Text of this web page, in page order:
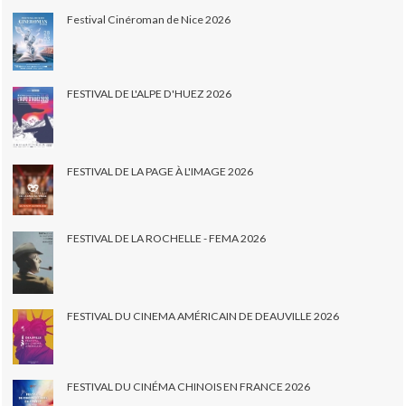
Festival Cinéroman de Nice 2026
FESTIVAL DE L'ALPE D'HUEZ 2026
FESTIVAL DE LA PAGE À L'IMAGE 2026
FESTIVAL DE LA ROCHELLE - FEMA 2026
FESTIVAL DU CINEMA AMÉRICAIN DE DEAUVILLE 2026
FESTIVAL DU CINÉMA CHINOIS EN FRANCE 2026